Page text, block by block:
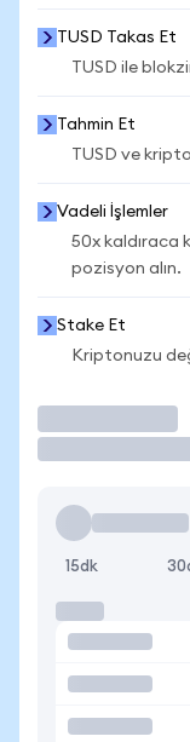
TUSD Takas Et
TUSD ile
Tahmin Et
TUSD ve
Vadeli İşlemler
50x kaldıraca
pozisyon alın.
Stake Et
Kriptonuzu
15dk